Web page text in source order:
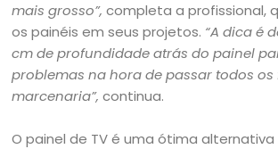
mais grosso”,completa a profissional,
os painéis em seus projetos. “A dica é
cm de profundidade atrás do painel
problemas na hora de passar todos
marcenaria”,continua.
O painel de TV é uma ótima